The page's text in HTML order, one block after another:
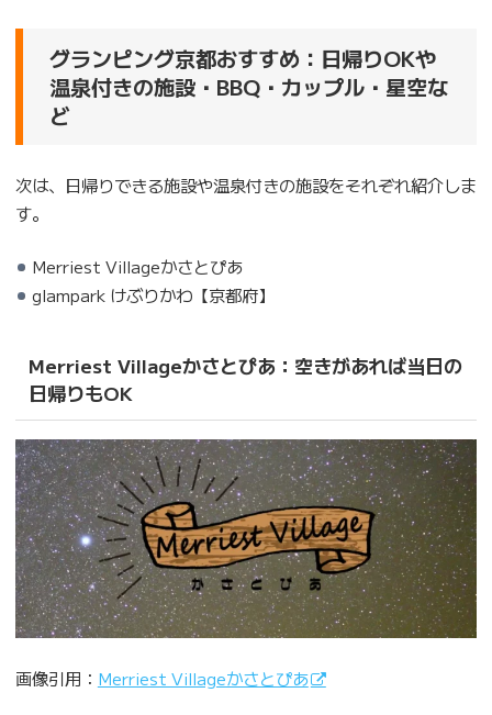
グランピング京都おすすめ：日帰りOKや
温泉付きの施設・BBQ・カップル・星空な
ど
次は、日帰りできる施設や温泉付きの施設をそれぞれ紹介しま
す。
Merriest Villageかさとぴあ
glampark けぶりかわ【京都府】
Merriest Villageかさとぴあ：空きがあれば当日の
日帰りもOK
画像引用： Merriest Villageかさとぴあ